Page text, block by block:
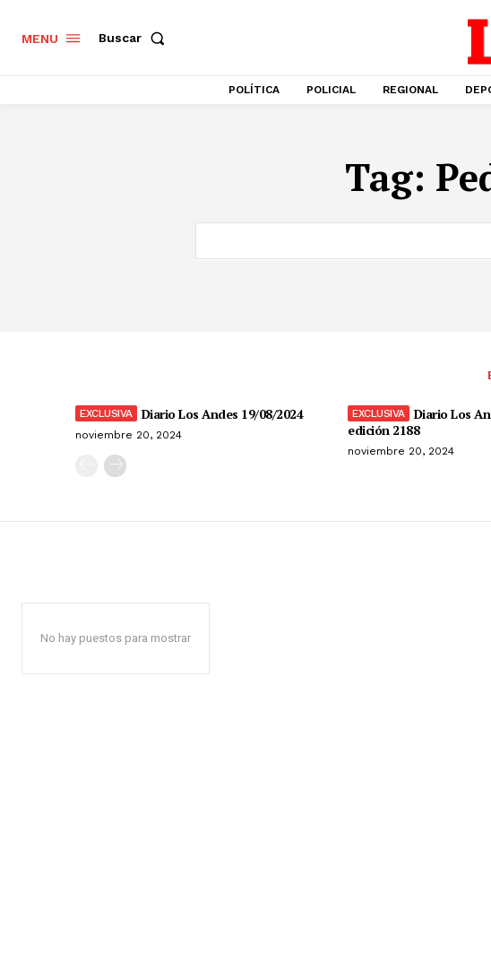
MENU Buscar
POLÍTICA POLICIAL REGIONAL
Tag:
Diario Los Andes 19/08/2024
noviembre 20, 2024
Diario Los
edición 2188
noviembre 20, 2024
No hay puestos para mostrar